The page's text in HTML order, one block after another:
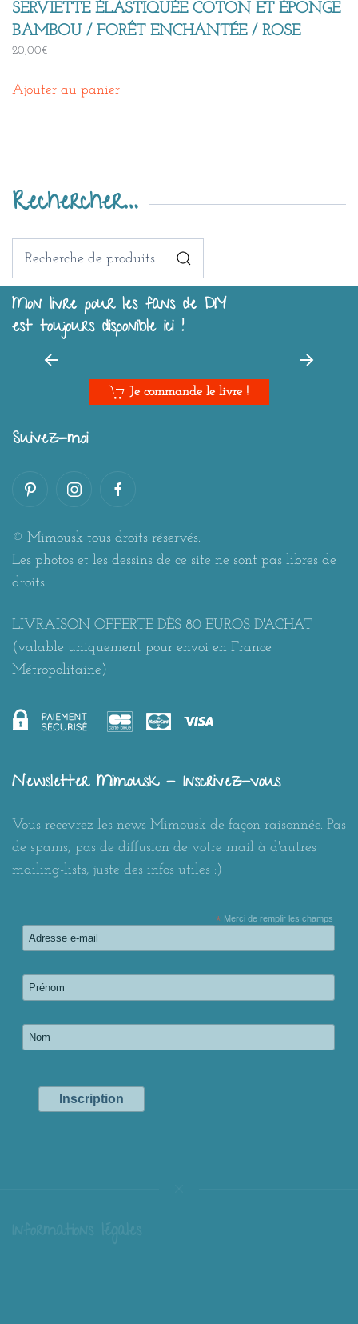
SERVIETTE ÉLASTIQUÉE COTON ET ÉPONGE
BAMBOU / FORÊT ENCHANTÉE / ROSE
20,00€
Ajouter au panier
Rechercher…
Recherche
Mon livre pour les fans de DIY
est toujours disponible ici !
Je commande le livre !
Suivez-moi
© Mimousk tous droits réservés.
Les photos et les dessins de ce site ne sont pas libres de
droits.
LIVRAISON OFFERTE DÈS 80 EUROS D'ACHAT
(valable uniquement pour envoi en France
Métropolitaine)
Newsletter Mimousk - Inscrivez-vous
Vous recevrez les news Mimousk de façon raisonnée. Pas
de spams, pas de diffusion de votre mail à d'autres
mailing-lists, juste des infos utiles :)
* Merci de remplir les champs